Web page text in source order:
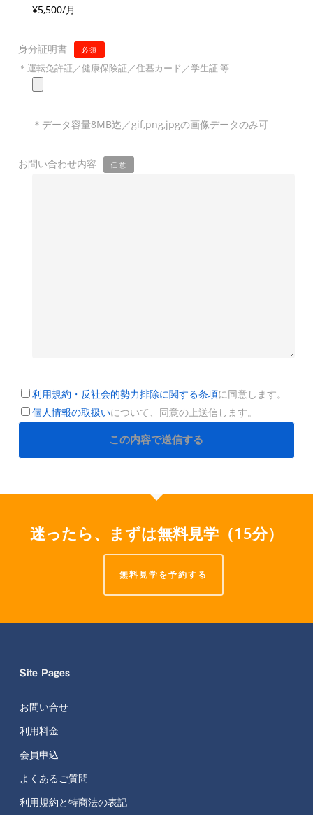
¥5,500/月
身分証明書 必須
＊運転免許証／健康保険証／住基カード／学生証 等
＊データ容量8MB迄／gif,png,jpgの画像データのみ可
お問い合わせ内容 任意
利用規約・反社会的勢力排除に関する条項に同意します。
個人情報の取扱いについて、同意の上送信します。
迷ったら、まずは無料見学（15分）
無料見学を予約する
Site Pages
お問い合せ
利用料金
会員申込
よくあるご質問
利用規約と特商法の表記